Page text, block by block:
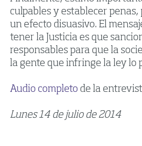
culpables y establecer penas,
un efecto disuasivo. El
tener la Justicia es que
responsables para que la
la gente que infringe la ley lo
Audio completo de la
Lunes 14 de julio de 2014